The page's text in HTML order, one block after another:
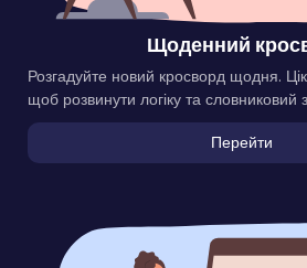
Щоденний
Розгадуйте новий кросворд щодня.
щоб розвинути логіку та словниковий
Перейти